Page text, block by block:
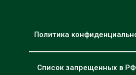
Политика
Список запрещенных в РФ